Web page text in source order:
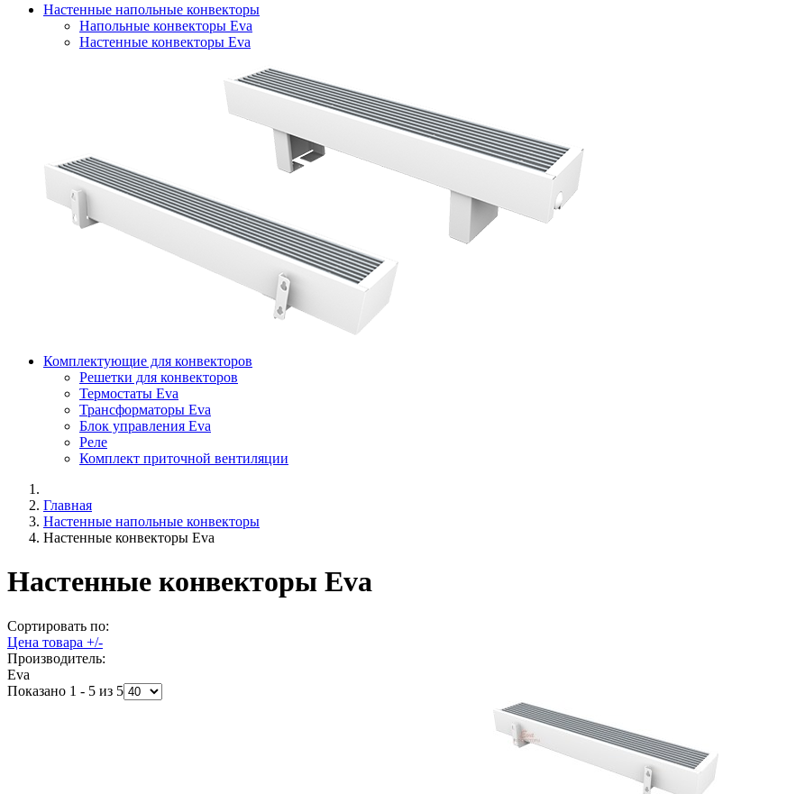
Настенные напольные конвекторы
Напольные конвекторы Eva
Настенные конвекторы Eva
Комплектующие для конвекторов
Решетки для конвекторов
Термостаты Eva
Трансформаторы Eva
Блок управления Eva
Реле
Комплект приточной вентиляции
Главная
Настенные напольные конвекторы
Настенные конвекторы Eva
Настенные конвекторы Eva
Сортировать по:
Цена товара +/-
Производитель:
Eva
Показано 1 - 5 из 5